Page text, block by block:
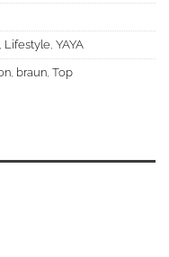
Lifestyle YAYA
braun Top